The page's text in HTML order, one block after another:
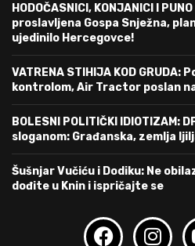
HODOČASNICI, KONJANICI I
proslavljena Gospa Snježna,
ujedinilo Hercegovce!
VATRENA STIHIJA KOD GRUDA:
kontrolom, Air Tractor poslan
BOLESNI POLITIČKI IDIOTIZAM:
sloganom: Građanska, zemlja
Šušnjar Vučiću i Dodiku: Ne
dođite u Knin i ispričajte se